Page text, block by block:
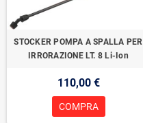
STOCKER POMPA A SPALLA PER
IRRORAZIONE LT. 8 Li-Ion
110,00 €
COMPRA